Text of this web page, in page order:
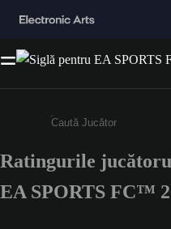
Enter a minimum
Ratingurile
EA SPORTS FC™